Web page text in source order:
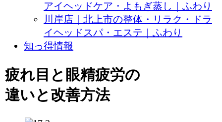
アイヘッドケア・よもぎ蒸し｜ふわり
川岸店｜北上市の整体・リラク・ドラ
イヘッドスパ・エステ｜ふわり
知っ得情報
疲れ目と眼精疲労の
違いと改善方法